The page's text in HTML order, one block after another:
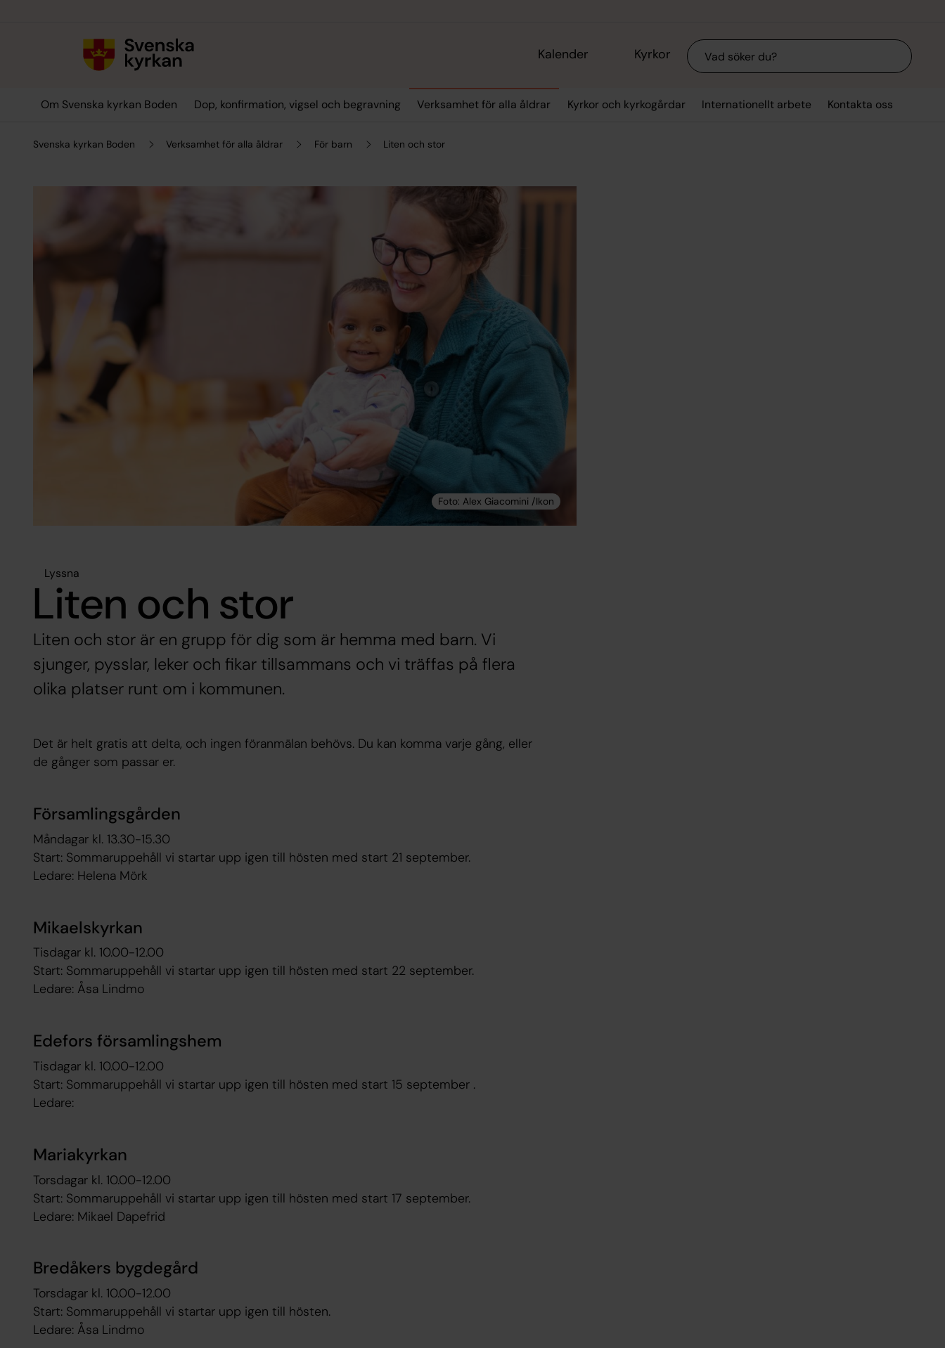
Kalender Kyrkor Sök
Om Svenska kyrkan Boden Dop, konfirmation, vigsel och begravning Verksamhet för alla åldrar Kyrkor och kyrkogårdar Internationellt arbete Kontakta oss
Svenska kyrkan Boden Verksamhet för alla åldrar För barn Liten och stor
Lyssna
Liten och stor
Liten och stor är en grupp för dig som är hemma med barn. Vi
sjunger, pysslar, leker och fikar tillsammans och vi träffas på flera
olika platser runt om i kommunen.
Det är helt gratis att delta, och ingen föranmälan behövs. Du kan komma varje gång, eller
de gånger som passar er.
Församlingsgården
Måndagar kl. 13.30-15.30
Start: Sommaruppehåll vi startar upp igen till hösten med start 21 september.
Ledare: Helena Mörk
Mikaelskyrkan
Tisdagar kl. 10.00-12.00
Start: Sommaruppehåll vi startar upp igen till hösten med start 22 september.
Ledare: Åsa Lindmo
Edefors församlingshem
Tisdagar kl. 10.00-12.00
Start: Sommaruppehåll vi startar upp igen till hösten med start 15 september .
Ledare:
Mariakyrkan
Torsdagar kl. 10.00-12.00
Start: Sommaruppehåll vi startar upp igen till hösten med start 17 september.
Ledare: Mikael Dapefrid
Bredåkers bygdegård
Torsdagar kl. 10.00-12.00
Start: Sommaruppehåll vi startar upp igen till hösten.
Ledare: Åsa Lindmo